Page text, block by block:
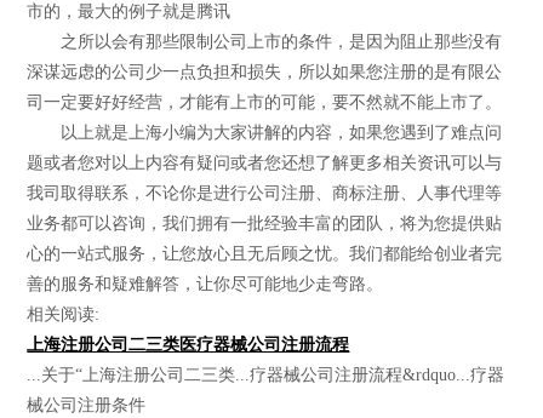
市的，最大的例子就是腾讯
之所以会有那些限制公司上市的条件，是因为阻止那些没有
深谋远虑的公司少一点负担和损失，所以如果您注册的是有限公
司一定要好好经营，才能有上市的可能，要不然就不能上市了。
以上就是上海小编为大家讲解的内容，如果您遇到了难点问
题或者您对以上内容有疑问或者您还想了解更多相关资讯可以与
我司取得联系，不论你是进行公司注册、商标注册、人事代理等
业务都可以咨询，我们拥有一批经验丰富的团队，将为您提供贴
心的一站式服务，让您放心且无后顾之忧。我们都能给创业者完
善的服务和疑难解答，让你尽可能地少走弯路。
相关阅读:
上海注册公司二三类医疗器械公司注册流程
...关于“上海注册公司二三类...疗器械公司注册流程&rdquo...疗器
械公司注册条件